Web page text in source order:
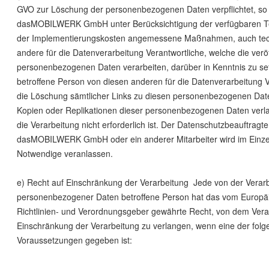
GVO zur Löschung der personenbezogenen Daten verpflichtet,
dasMOBILWERK GmbH unter Berücksichtigung der verfügbaren
der Implementierungskosten angemessene Maßnahmen, auch
andere für die Datenverarbeitung Verantwortliche, welche die
personenbezogenen Daten verarbeiten, darüber in Kenntnis zu
betroffene Person von diesen anderen für die Datenverarbeitung
die Löschung sämtlicher Links zu diesen personenbezogenen
Kopien oder Replikationen dieser personenbezogenen Daten
die Verarbeitung nicht erforderlich ist. Der
dasMOBILWERK GmbH oder ein anderer Mitarbeiter wird im
Notwendige veranlassen.
e) Recht auf Einschränkung der Verarbeitung Jede von der
personenbezogener Daten betroffene Person hat das vom
Richtlinien- und Verordnungsgeber gewährte Recht, von dem
Einschränkung der Verarbeitung zu verlangen, wenn eine der
Voraussetzungen gegeben ist: